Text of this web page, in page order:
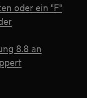
oder ein "F"
8.8 an